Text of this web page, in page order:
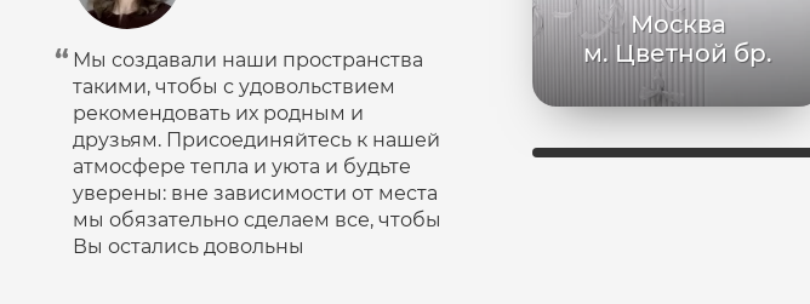
Эмульсия
Мы создавали наши пространства
такими, чтобы с удовольствием
рекомендовать их родным и
друзьям. Присоединяйтесь к нашей
атмосфере тепла и уюта и будьте
уверены: вне зависимости от места
мы обязательно сделаем все, чтобы
Вы остались довольны